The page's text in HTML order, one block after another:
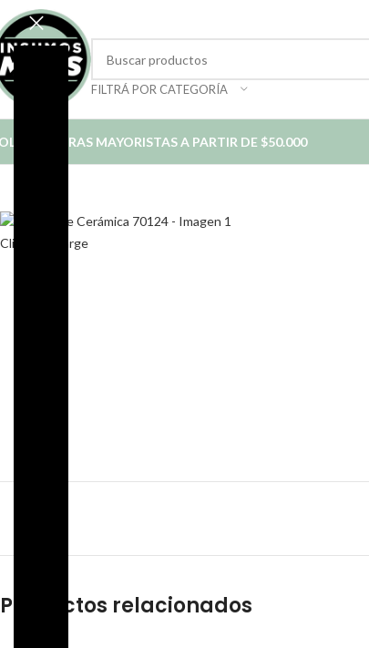
FILTRÁ POR CATEGORÍA
COMPRAS MAYORISTAS A PARTIR DE $50.000
Click to enlarge
Productos relacionados